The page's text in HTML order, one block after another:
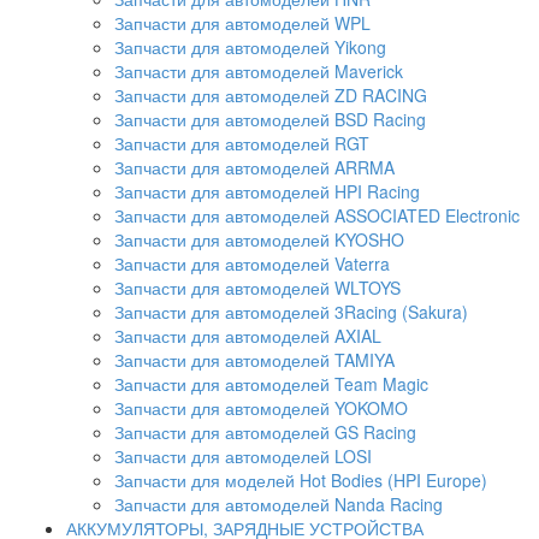
Запчасти для автомоделей WPL
Запчасти для автомоделей Yikong
Запчасти для автомоделей Maverick
Запчасти для автомоделей ZD RACING
Запчасти для автомоделей BSD Racing
Запчасти для автомоделей RGT
Запчасти для автомоделей ARRMA
Запчасти для автомоделей HPI Racing
Запчасти для автомоделей ASSOCIATED Electronic
Запчасти для автомоделей KYOSHO
Запчасти для автомоделей Vaterra
Запчасти для автомоделей WLTOYS
Запчасти для автомоделей 3Racing (Sakura)
Запчасти для автомоделей AXIAL
Запчасти для автомоделей TAMIYA
Запчасти для автомоделей Team Magic
Запчасти для автомоделей YOKOMO
Запчасти для автомоделей GS Racing
Запчасти для автомоделей LOSI
Запчасти для моделей Hot Bodies (HPI Europe)
Запчасти для автомоделей Nanda Racing
АККУМУЛЯТОРЫ, ЗАРЯДНЫЕ УСТРОЙСТВА